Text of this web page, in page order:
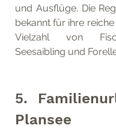
und Ausflüge. Die
bekannt für ihre
Vielzahl von
Seesaibling und
5.
Plansee